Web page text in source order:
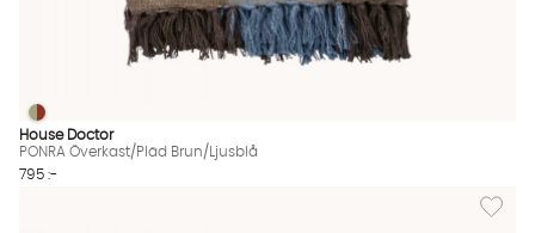
PONRA Överkast/Pläd Brun/Ljusblå Finns även i dessa färger:
PONRA Överkast/Pläd Brun/Ljusblå
House Doctor
PONRA Överkast/Pläd Brun/Ljusblå
795 :-
Lägg